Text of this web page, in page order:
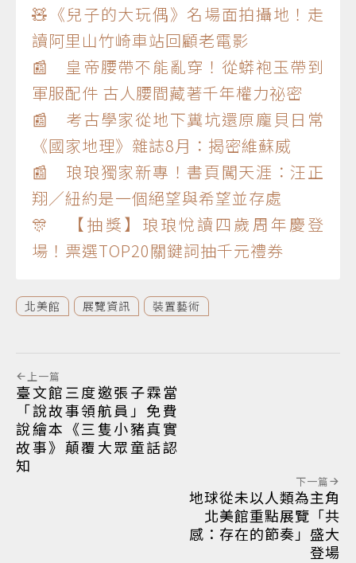
🧸《兒子的大玩偶》名場面拍攝地！走
讀阿里山竹崎車站回顧老電影
📰 皇帝腰帶不能亂穿！從蟒袍玉帶到
軍服配件 古人腰間藏著千年權力祕密
📰 考古學家從地下糞坑還原龐貝日常
《國家地理》雜誌8月：揭密維蘇威
📰 琅琅獨家新專！書頁闖天涯：汪正
翔／紐約是一個絕望與希望並存處
🎊 【抽獎】琅琅悅讀四歲周年慶登
場！票選TOP20關鍵詞抽千元禮券
北美館 展覽資訊 裝置藝術
上一篇
臺文館三度邀張子霖當
「說故事領航員」免費
說繪本《三隻小豬真實
故事》顛覆大眾童話認
知
下一篇
地球從未以人類為主角
北美館重點展覽「共
感：存在的節奏」盛大
登場